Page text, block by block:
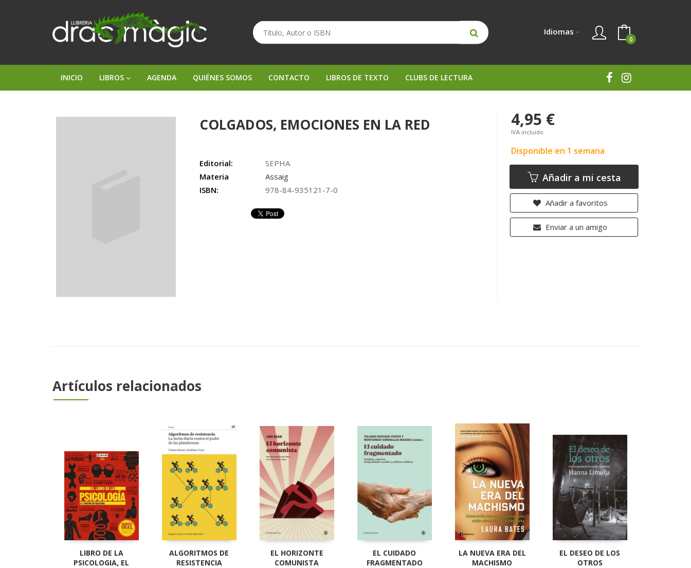
Idiomas
0
INICIO LIBROS AGENDA QUIÉNES SOMOS CONTACTO LIBROS DE TEXTO CLUBS DE LECTURA
COLGADOS, EMOCIONES EN LA RED
Editorial:
SEPHA
Materia
Assaig
ISBN:
978-84-935121-7-0
4,95 €
IVA incluido
Disponible en 1 semana
Añadir a mi cesta
Añadir a favoritos
Enviar a un amigo
Artículos relacionados
LIBRO DE LA
PSICOLOGIA, EL
ALGORITMOS DE
RESISTENCIA
EL HORIZONTE
COMUNISTA
EL CUIDADO
FRAGMENTADO
LA NUEVA ERA DEL
MACHISMO
EL DESEO DE LOS
OTROS